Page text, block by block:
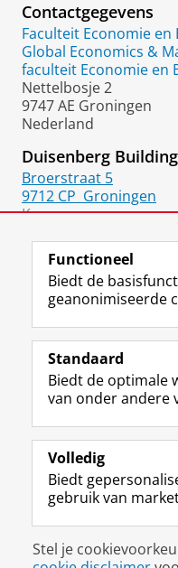
Contactgegevens
Faculteit Economie
Global Economics &
faculteit Economie en
Nettelbosje 2
9747 AE Groningen
Nederland
Duisenberg Building
Broerstraat 5
9712 CP Groningen
Kamer:
Volg de
Studiekiezers
Alumni
Over ons
Disclaimer &
Functioneel
Biedt de
geanonimiseerde
Standaard
Biedt de optimale
van onder andere
Volledig
Biedt
gebruik van
Stel je